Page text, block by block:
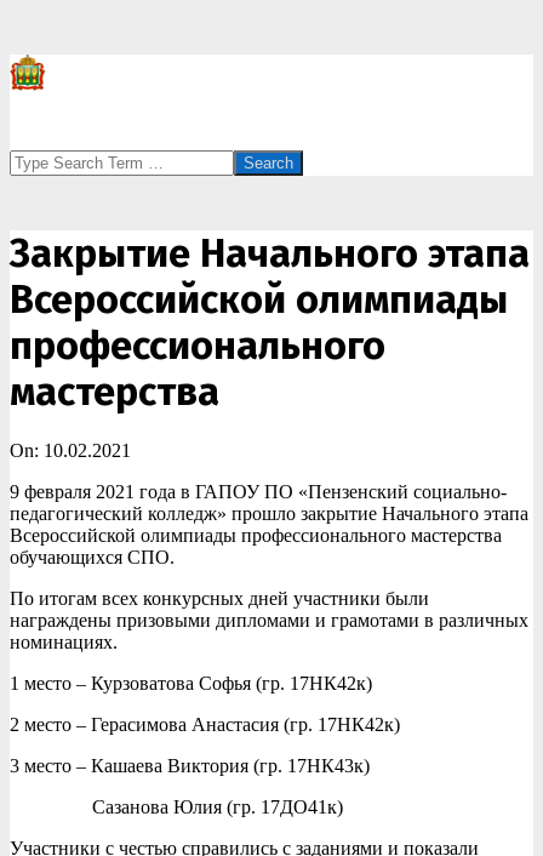
Search
Закрытие Начального этапа
Всероссийской олимпиады
профессионального
мастерства
On: 10.02.2021
9 февраля 2021 года в ГАПОУ ПО «Пензенский социально-
педагогический колледж» прошло закрытие Начального этапа
Всероссийской олимпиады профессионального мастерства
обучающихся СПО.
По итогам всех конкурсных дней участники были
награждены призовыми дипломами и грамотами в различных
номинациях.
1 место – Курзоватова Софья (гр. 17НК42к)
2 место – Герасимова Анастасия (гр. 17НК42к)
3 место – Кашаева Виктория (гр. 17НК43к)
Сазанова Юлия (гр. 17ДО41к)
Участники с честью справились с заданиями и показали